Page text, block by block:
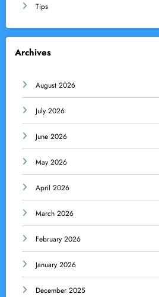
Tips
Archives
August 2026
July 2026
June 2026
May 2026
April 2026
March 2026
February 2026
January 2026
December 2025